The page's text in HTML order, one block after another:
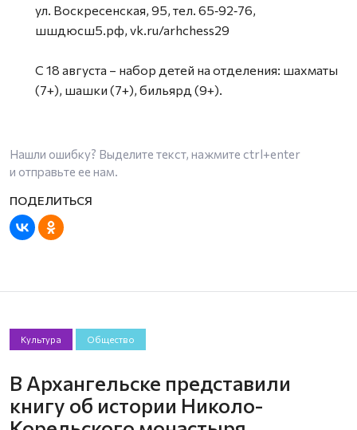
ул. Воскресенская, 95, тел. 65‑92‑76,
шшдюсш5.рф, vk.ru/arhchess29
С 18 августа – набор детей на отделения: шахматы
(7+), шашки (7+), бильярд (9+).
Нашли ошибку? Выделите текст, нажмите ctrl+enter
и отправьте ее нам.
Культура Общество
В Архангельске представили
книгу об истории Николо-